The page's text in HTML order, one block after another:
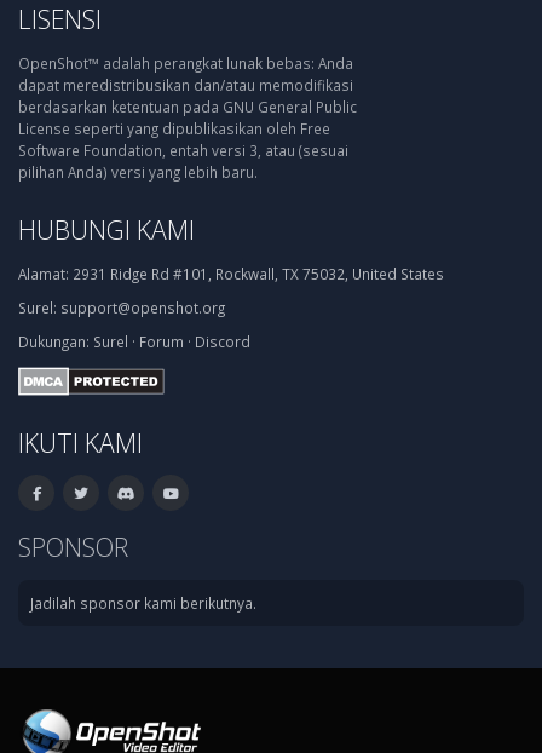
LISENSI
OpenShot™ adalah perangkat lunak bebas: Anda
dapat meredistribusikan dan/atau memodifikasi
berdasarkan ketentuan pada GNU General Public
License seperti yang dipublikasikan oleh Free
Software Foundation, entah versi 3, atau (sesuai
pilihan Anda) versi yang lebih baru.
HUBUNGI KAMI
Alamat: 2931 Ridge Rd #101, Rockwall, TX 75032, United States
Surel: support@openshot.org
Dukungan: Surel · Forum · Discord
IKUTI KAMI
SPONSOR
Jadilah sponsor kami berikutnya.